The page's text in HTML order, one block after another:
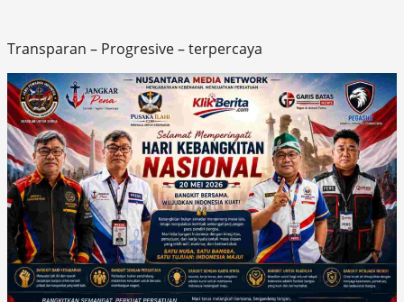
Transparan – Progresive – terpercaya